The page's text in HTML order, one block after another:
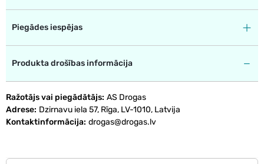
Piegādes iespējas
Produkta drošības informācija
Ražotājs vai piegādātājs AS Drogas
Adrese Dzirnavu iela 57, Rīga, LV-1010, Latvija
Kontaktinformācija drogas@drogas.lv